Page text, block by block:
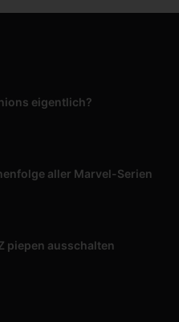
eigentlich?
aller Marvel-Serien
piepen ausschalten